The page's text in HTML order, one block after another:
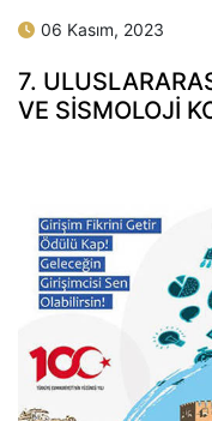
06 Kasım, 2023
7.
VE SİSMOLOJİ